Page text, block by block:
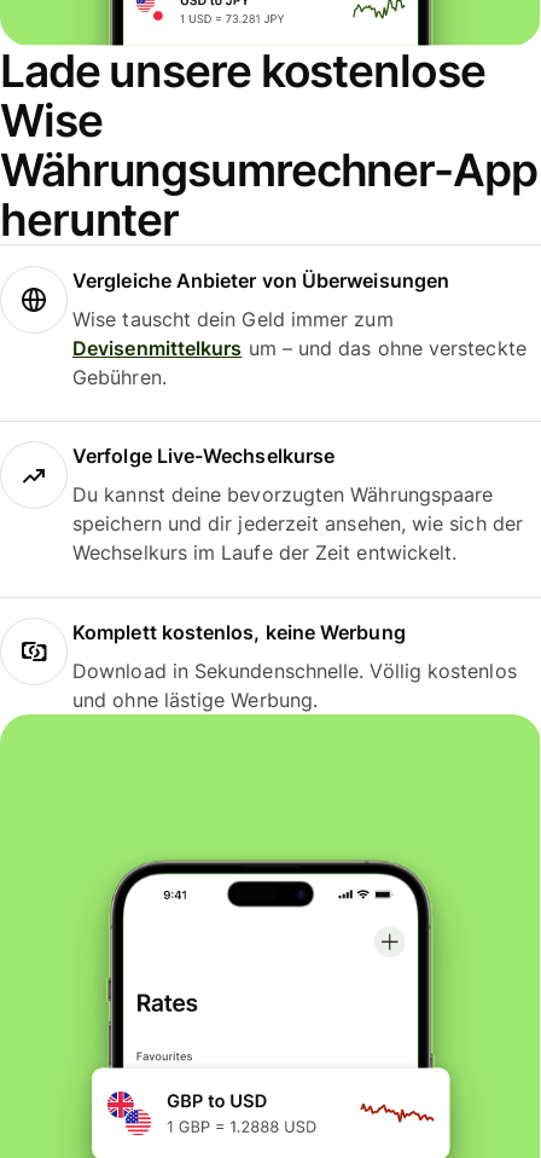
Lade unsere kostenlose
Wise
Währungsumrechner-App
herunter
Vergleiche Anbieter von Überweisungen
Wise tauscht dein Geld immer zum
Devisenmittelkurs um – und das ohne versteckte
Gebühren.
Verfolge Live-Wechselkurse
Du kannst deine bevorzugten Währungspaare
speichern und dir jederzeit ansehen, wie sich der
Wechselkurs im Laufe der Zeit entwickelt.
Komplett kostenlos, keine Werbung
Download in Sekundenschnelle. Völlig kostenlos
und ohne lästige Werbung.